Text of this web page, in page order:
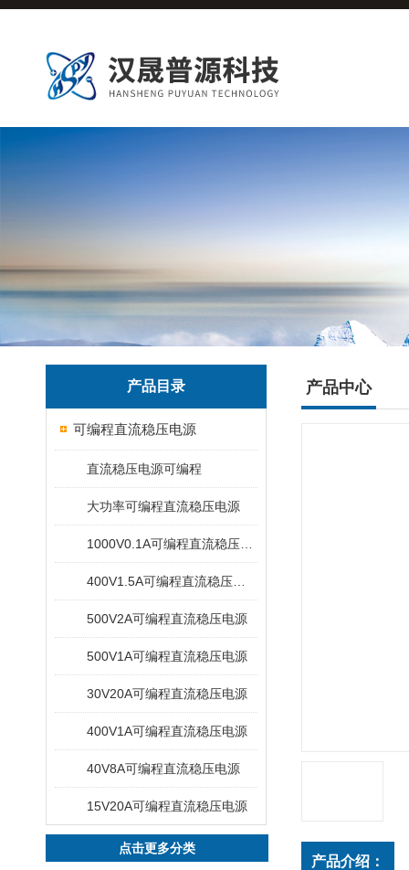
产品目录
可编程直流稳压电源
直流稳压电源可编程
大功率可编程直流稳压电源
500V2A可编程直流稳压电源
500V1A可编程直流稳压电源
30V20A可编程直流稳压电源
400V1A可编程直流稳压电源
40V8A可编程直流稳压电源
15V20A可编程直流稳压电源
点击更多分类
产品中心
产品介绍：